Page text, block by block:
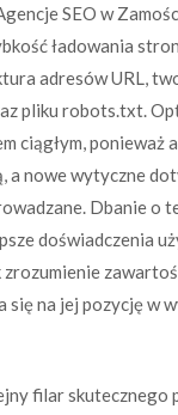
SEO w
ładowania
adresów URL,
pliku robots.txt.
ciągłym, ponieważ
a nowe wytyczne
Dbanie o
doświadczenia
się na jej pozycję w
filar skutecznego